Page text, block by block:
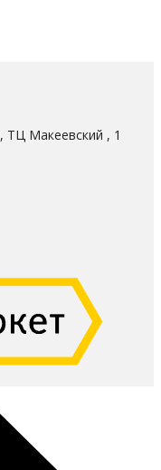
Макеевский , 1